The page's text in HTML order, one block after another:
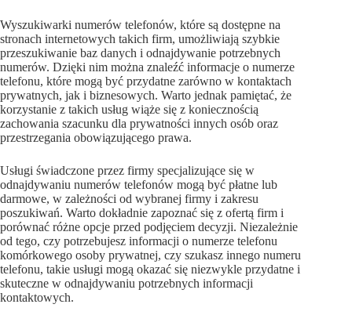
Wyszukiwarki numerów telefonów, które są dostępne na
stronach internetowych takich firm, umożliwiają szybkie
przeszukiwanie baz danych i odnajdywanie potrzebnych
numerów. Dzięki nim można znaleźć informacje o numerze
telefonu, które mogą być przydatne zarówno w kontaktach
prywatnych, jak i biznesowych. Warto jednak pamiętać, że
korzystanie z takich usług wiąże się z koniecznością
zachowania szacunku dla prywatności innych osób oraz
przestrzegania obowiązującego prawa.
Usługi świadczone przez firmy specjalizujące się w
odnajdywaniu numerów telefonów mogą być płatne lub
darmowe, w zależności od wybranej firmy i zakresu
poszukiwań. Warto dokładnie zapoznać się z ofertą firm i
porównać różne opcje przed podjęciem decyzji. Niezależnie
od tego, czy potrzebujesz informacji o numerze telefonu
komórkowego osoby prywatnej, czy szukasz innego numeru
telefonu, takie usługi mogą okazać się niezwykle przydatne i
skuteczne w odnajdywaniu potrzebnych informacji
kontaktowych.